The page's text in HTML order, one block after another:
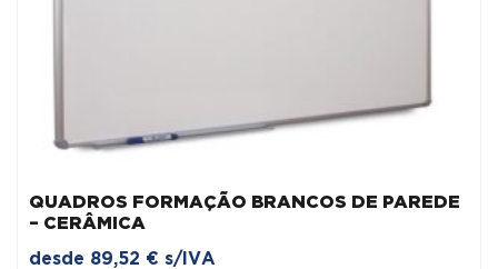
QUADROS FORMAÇÃO BRANCOS DE PAREDE
– CERÂMICA
desde 89,52 € s/IVA